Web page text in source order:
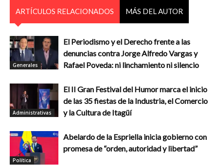
ARTÍCULOS RELACIONADOS MÁS DEL AUTOR
Generales
El Periodismo y el Derecho frente a las
denuncias contra Jorge Alfredo Vargas y
Rafael Poveda: ni linchamiento ni silencio
Administrativas
El II Gran Festival del Humor marca el inicio
de las 35 fiestas de la Industria, el Comercio
y la Cultura de Itagüí
Política
Abelardo de la Espriella inicia gobierno con
promesa de “orden, autoridad y libertad”